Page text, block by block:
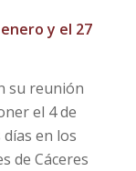
y el 27
su reunión
el 4 de
en los
de Cáceres